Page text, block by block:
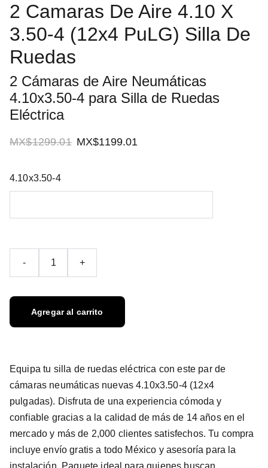
2 Camaras De Aire 4.10 X
3.50-4 (12x4 PuLG) Silla De
Ruedas
2 Cámaras de Aire Neumáticas
4.10x3.50-4 para Silla de Ruedas
Eléctrica
MX$1299.01 MX$1199.01
4.10x3.50-4
- +
Agregar al carrito
Equipa tu silla de ruedas eléctrica con este par de
cámaras neumáticas nuevas 4.10x3.50-4 (12x4
pulgadas). Disfruta de una experiencia cómoda y
confiable gracias a la calidad de más de 14 años en el
mercado y más de 2,000 clientes satisfechos. Tu compra
incluye envío gratis a todo México y asesoría para la
instalación. Paquete ideal para quienes buscan